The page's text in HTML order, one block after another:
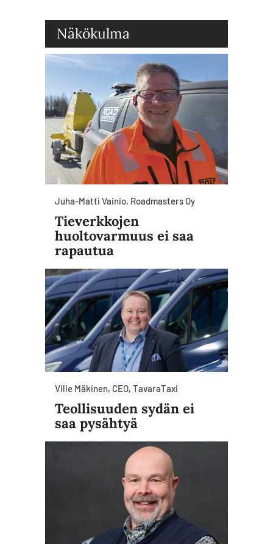
Näkökulma
Juha-Matti Vainio, Roadmasters Oy
Tieverkkojen
huoltovarmuus ei saa
rapautua
Ville Mäkinen, CEO, TavaraTaxi
Teollisuuden sydän ei
saa pysähtyä